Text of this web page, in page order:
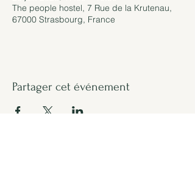
The people hostel, 7 Rue de la Krutenau,
67000 Strasbourg, France
Partager cet événement